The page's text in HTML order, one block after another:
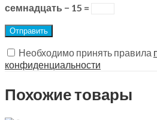
семнадцать − 15 =
Необходимо принять правила
конфиденциальности
Похожие товары